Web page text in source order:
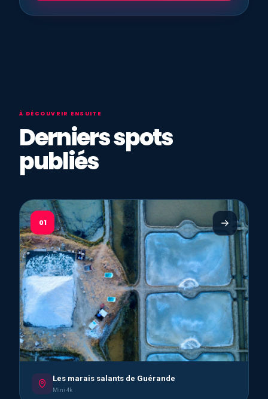
À DÉCOUVRIR ENSUITE
Derniers spots
publiés
01
Les marais salants de Guérande
Mini 4k